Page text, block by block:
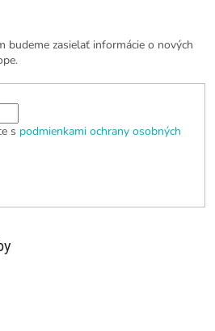
budeme zasielať informácie o nových
s podmienkami ochrany osobných